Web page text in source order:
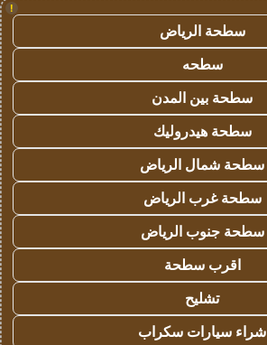
!
سطحة الرياض
سطحه
سطحة بين المدن
سطحة هيدروليك
سطحة شمال الرياض
سطحة غرب الرياض
سطحة جنوب الرياض
اقرب سطحة
تشليح
شراء سيارات سكراب